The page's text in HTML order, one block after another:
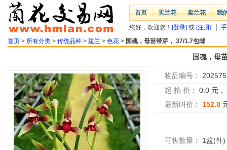
首页 买兰花 卖兰花 我
您好，欢迎您！ [登录] 或 [注册]
首页 > 所有分类 > 传统品种 > 建兰 > 色花 > 国魂，母苗带芽， 37/1.7包邮
国魂，母
物品编号：
起 拍 价：
0.0 元，
最新叫价：
152.0
可售数量： 1盆(件)